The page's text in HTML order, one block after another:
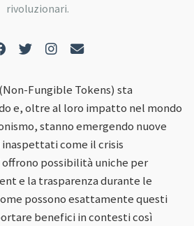
rivoluzionari.
Fungible Tokens) sta
e, oltre al loro impatto nel mondo
stanno emergendo nuove
come il crisis
offrono possibilità uniche per
e la trasparenza durante le
possono esattamente questi
benefici in contesti così